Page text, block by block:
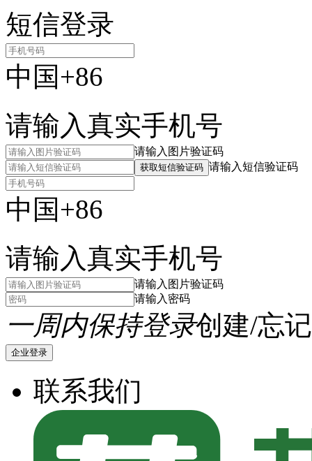
短信登录
中国+86
请输入真实手机号
请输入图片验证码
获取短信验证码 请输入短信验证码
中国+86
请输入真实手机号
请输入图片验证码
请输入密码
一周内保持登录创建/忘
企业登录
联系我们